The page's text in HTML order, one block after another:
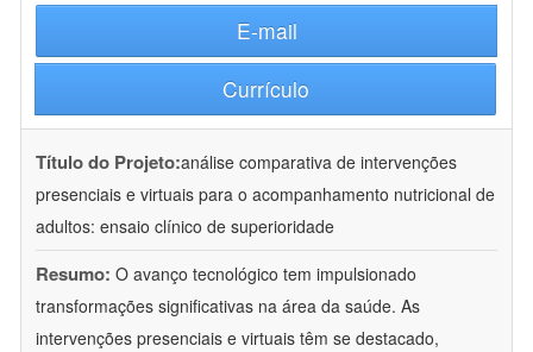
E-mail
Currículo
Título do Projeto:análise comparativa de intervenções
presenciais e virtuais para o acompanhamento nutricional de
adultos: ensaio clínico de superioridade
Resumo: O avanço tecnológico tem impulsionado
transformações significativas na área da saúde. As
intervenções presenciais e virtuais têm se destacado,